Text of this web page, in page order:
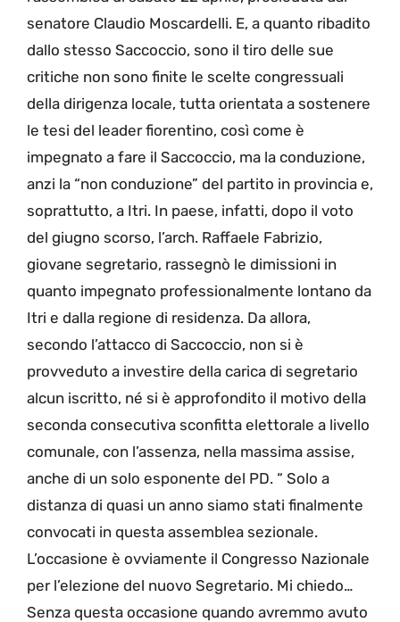
senatore Claudio Moscardelli. E, a quanto ribadito
dallo stesso Saccoccio, sono il tiro delle sue
critiche non sono finite le scelte congressuali
della dirigenza locale, tutta orientata a sostenere
le tesi del leader fiorentino, così come è
impegnato a fare il Saccoccio, ma la conduzione,
anzi la “non conduzione” del partito in provincia e,
soprattutto, a Itri. In paese, infatti, dopo il voto
del giugno scorso, l’arch. Raffaele Fabrizio,
giovane segretario, rassegnò le dimissioni in
quanto impegnato professionalmente lontano da
Itri e dalla regione di residenza. Da allora,
secondo l’attacco di Saccoccio, non si è
provveduto a investire della carica di segretario
alcun iscritto, né si è approfondito il motivo della
seconda consecutiva sconfitta elettorale a livello
comunale, con l’assenza, nella massima assise,
anche di un solo esponente del PD. “ Solo a
distanza di quasi un anno siamo stati finalmente
convocati in questa assemblea sezionale.
L’occasione è ovviamente il Congresso Nazionale
per l’elezione del nuovo Segretario. Mi chiedo…
Senza questa occasione quando avremmo avuto